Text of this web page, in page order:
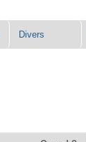
Divers